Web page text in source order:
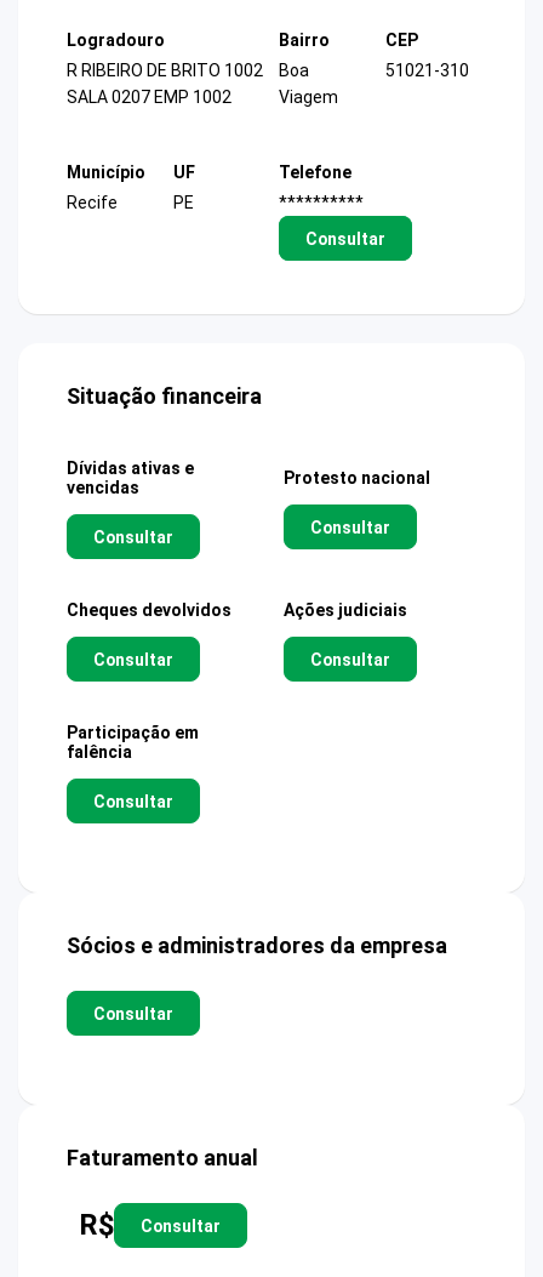
Logradouro
R RIBEIRO DE BRITO 1002
SALA 0207 EMP 1002
Bairro
Boa
Viagem
CEP
51021-310
Município
Recife
UF
PE
Telefone
**********
Consultar
Situação financeira
Dívidas ativas e
vencidas
Consultar
Protesto nacional
Consultar
Cheques devolvidos
Consultar
Ações judiciais
Consultar
Participação em
falência
Consultar
Sócios e administradores da empresa
Consultar
Faturamento anual
R$ Consultar